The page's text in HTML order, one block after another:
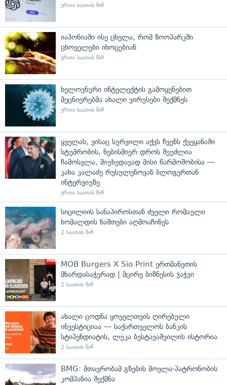
ერთი საათის წინ
იაპონიაში ისე ცხელა, რომ ზოოპარკში
ცხოველები იხოცებიან
ერთი საათის წინ
ხელოვნური ინტელექტის გამოყენებით
მეცნიერებმა ახალი ვირუსები შექმნეს
ერთი საათის წინ
ყველას, ვისაც სურვილი აქვს ჩვენს ქვეყანაში
სტუმრობის, ნებისმიერ დროს შეუძლია
ჩამოსვლა, მიუხედავად მისი წარმოშობისა —
კახა კალაძე რუსულენოვან ბლოგერთან
ინტერვიუზე
ერთი საათის წინ
სიცილიის სანაპიროსთან ძველი რომაული
ხომალდის ნაშთები აღმოაჩინეს
2 საათის წინ
MOB Burgers X Sio Print ერთმანეთის
მხარდასაჭერად | მცირე ბიზნესის ჯაჭვი
2 საათის წინ
ახალი ცოდნა ყოველთვის ღირებული
ინვესტიციაა — საქართველოს ბანკის
სტიპენდიატის, ლუკა ბესტავაშვილის ისტორია
2 საათის წინ
BMG: მთავრობამ გზების მოვლა-პატრონობის
კომპანია შექმნა